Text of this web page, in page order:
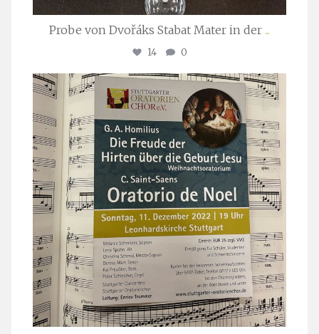
Probe von Dvořáks Stabat Mater in der ...
14 0
stuttgarter_oratorienchor
Nov. 29